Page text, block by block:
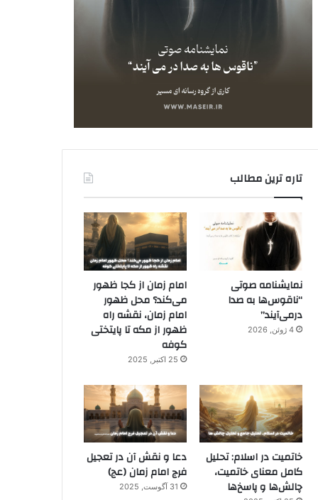
تاره ترین مطالب
نمایشنامه صوتی
“ناقوس‌ها به صدا
در‌می‌آیند”
4 ژوئن, 2026
امام زمان از کجا ظهور
می‌کند؟ محل ظهور
امام زمان، نقشه راه
ظهور از مکه تا پایتختی
کوفه
25 اکتبر, 2025
خاتمیت در اسلام: تحلیل
کامل معنای خاتمیت،
چالش‌ها و پاسخ‌ها
دعا و نقش آن در تعجیل
فرج امام زمان (عج)
31 آگوست, 2025